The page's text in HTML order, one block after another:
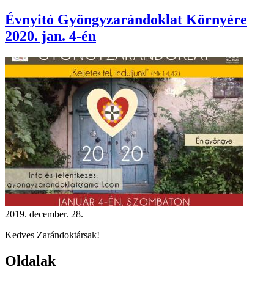
Évnyitó Gyöngyzarándoklat Környére
2020. jan. 4-én
2019. december. 28.
Kedves Zarándoktársak!
Oldalak